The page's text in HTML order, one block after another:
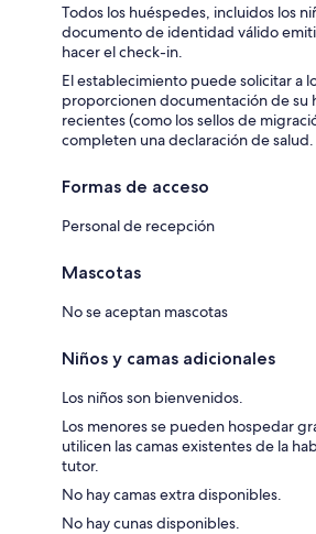
Todos los huéspedes, incluidos los
documento de identidad válido
hacer el check-in.
El establecimiento puede solicitar a
proporcionen documentación de su
recientes (como los sellos de
completen una declaración de salud.
Formas de acceso
Personal de recepción
Mascotas
No se aceptan mascotas
Niños y camas adicionales
Los niños son bienvenidos.
Los menores se pueden hospedar
utilicen las camas existentes de la
tutor.
No hay camas extra disponibles.
No hay cunas disponibles.